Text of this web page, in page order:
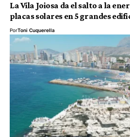
La Vila Joiosa da el salto a la
placas solares en 5 grandes
PorToni Cuquerella